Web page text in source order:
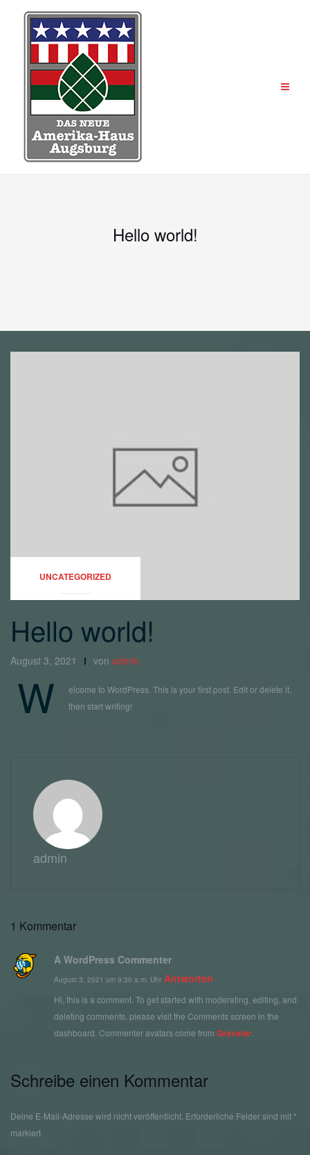
springen
Hello world!
UNCATEGORIZED
Hello world!
August 3, 2021 von admin
W
elcome to WordPress. This is your first post. Edit or delete it,
then start writing!
admin
1 Kommentar
A WordPress Commenter
August 3, 2021 um 9:30 a.m. Uhr Antworten
Hi, this is a comment. To get started with moderating, editing, and
deleting comments, please visit the Comments screen in the
dashboard. Commenter avatars come from Gravatar.
Schreibe einen Kommentar
Deine E-Mail-Adresse wird nicht veröffentlicht. Erforderliche Felder sind mit*
markiert